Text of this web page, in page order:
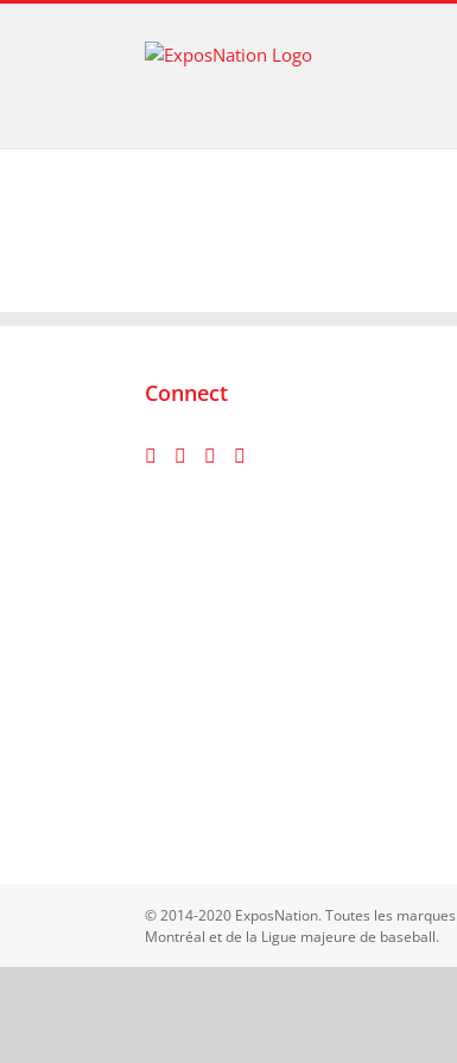
Connect
© 2014-2020 ExposNation. Toutes les
Montréal et de la Ligue majeure de baseball.